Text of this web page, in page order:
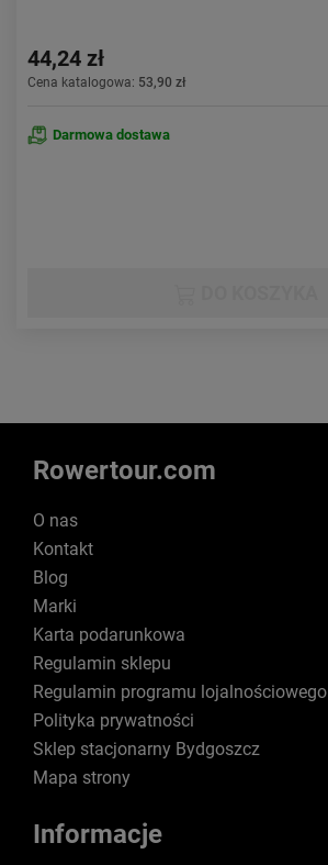
44,24 zł
Cena katalogowa: 53,90 zł
Darmowa dostawa
Rowertour.com
O nas
Kontakt
Blog
Marki
Karta podarunkowa
Regulamin sklepu
Regulamin programu lojalnościowego
Polityka prywatności
Sklep stacjonarny Bydgoszcz
Mapa strony
Informacje